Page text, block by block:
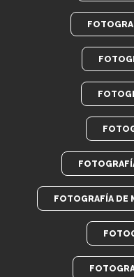
FOTOGRAFÍA DE